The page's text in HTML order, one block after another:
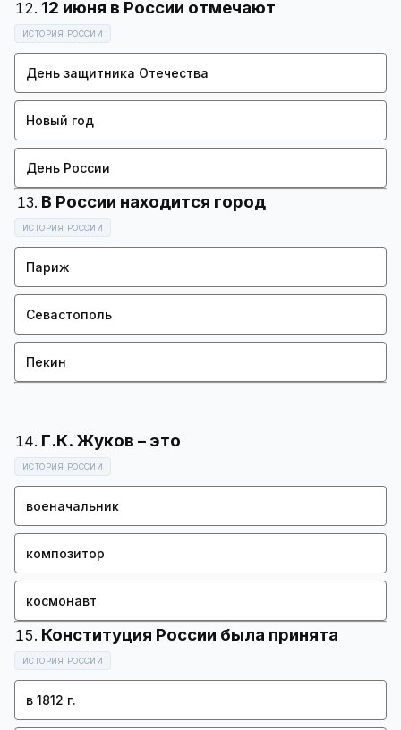
ИСТОРИЯ РОССИИ
День защитника Отечества
Новый год
День России
ИСТОРИЯ РОССИИ
Париж
Севастополь
Пекин
ИСТОРИЯ РОССИИ
военачальник
композитор
космонавт
ИСТОРИЯ РОССИИ
в 1812 г.